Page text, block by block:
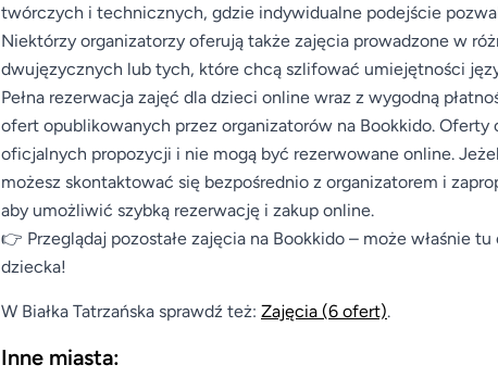
twórczych i technicznych, gdzie indywidualne podejście
Niektórzy organizatorzy oferują także zajęcia prowadzone w
dwujęzycznych lub tych, które chcą szlifować umiejętności
Pełna rezerwacja zajęć dla dzieci online wraz z wygodną
ofert opublikowanych przez organizatorów na Bookkido. Oferty
oficjalnych propozycji i nie mogą być rezerwowane online.
możesz skontaktować się bezpośrednio z organizatorem i
aby umożliwić szybką rezerwację i zakup online.
👉 Przeglądaj pozostałe zajęcia na Bookkido – może właśnie
dziecka!
W Białka Tatrzańska sprawdź też: Zajęcia (6 ofert).
Inne miasta: